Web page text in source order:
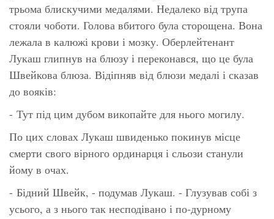
трьома блискучими медалями. Недалеко від трупа
стояли чоботи. Голова вбитого була сторощена. Вона
лежала в калюжі крови і мозку. Оберлейтенант
Лукаш глипнув на блюзу і переконався, що це була
Швейкова блюза. Відіпняв від блюзи медалі і сказав
до вояків:
- Тут під цим дубом викопайте для нього могилу.
По цих словах Лукаш швиденько покинув місце
смерти свого вірного ординарця і сльози станули
йому в очах.
- Бідний Швейк, - подумав Лукаш. - Глузував собі з
усього, а з нього так несподівано і по-дурному